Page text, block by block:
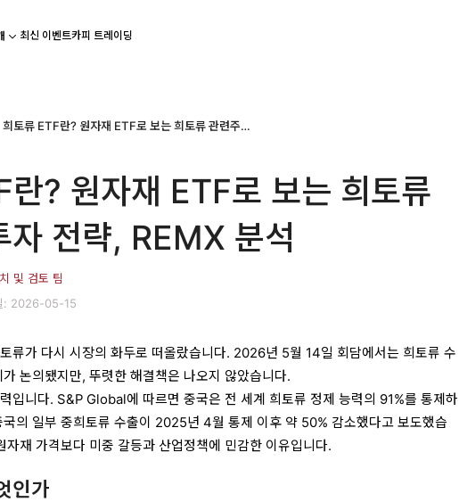
최신 이벤트카피 트레이딩
희토류 ETF란? 원자재 ETF로 보는 희토류 관련주와 투자 전략, REMX 분석
란? 원자재 ETF로 보는 희토류
자 전략, REMX 분석
및 검토 팀
: 2026-05-15
류가 다시 시장의 화두로 떠올랐습니다. 2026년 5월 14일 회담에서는 희토류 수
논의됐지만, 뚜렷한 해결책은 나오지 않았습니다.
입니다. S&P Global에 따르면 중국은 전 세계 희토류 정제 능력의 91%를 통제하
의 일부 중희토류 수출이 2025년 4월 통제 이후 약 50% 감소했다고 보도했습
자재 가격보다 미중 갈등과 산업정책에 민감한 이유입니다.
인가